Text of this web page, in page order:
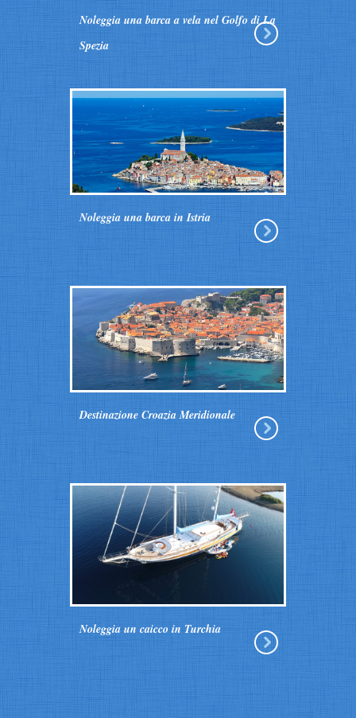
Noleggia una barca a vela nel Golfo di La
Spezia
Noleggia una barca in Istria
Destinazione Croazia Meridionale
Noleggia un caicco in Turchia